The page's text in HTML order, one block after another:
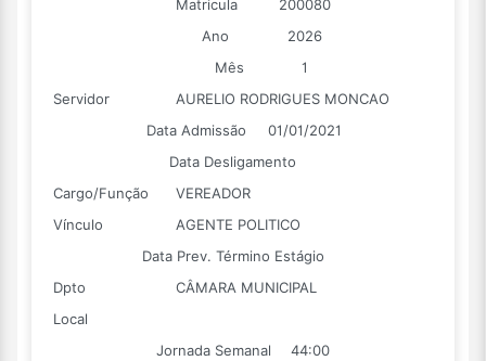
Matricula
200080
Ano
2026
Mês
1
Servidor
AURELIO RODRIGUES MONCAO
Data Admissão
01/01/2021
Data Desligamento
Cargo/Função
VEREADOR
Vínculo
AGENTE POLITICO
Data Prev. Término Estágio
Dpto
CÂMARA MUNICIPAL
Local
Jornada Semanal
44:00